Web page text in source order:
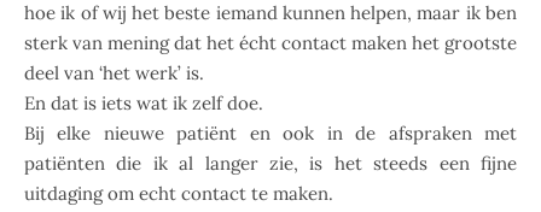
hoe ik of wij het beste iemand kunnen helpen, maar ik ben
sterk van mening dat het écht contact maken het grootste
deel van ‘het werk’ is.
En dat is iets wat ik zelf doe.
Bij elke nieuwe patiënt en ook in de afspraken met
patiënten die ik al langer zie, is het steeds een fijne
uitdaging om echt contact te maken.